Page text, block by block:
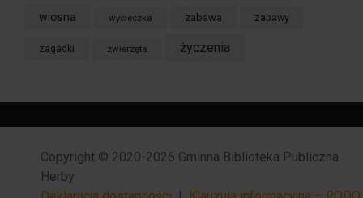
wiosna wycieczka zabawa zabawy
zagadki zwierzęta życzenia
Copyright © 2020-2026 Gminna Biblioteka Publiczna
Herby